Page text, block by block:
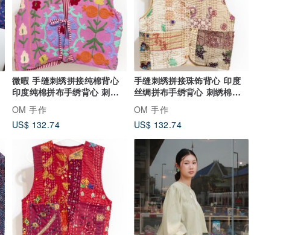
微暇 手缝刺绣拼接纯棉背心
印度纯棉拼布手绣背心 刺绣
棉上衣-粉
OM 手作
US$ 132.74
手缝刺绣拼接珠饰背心 印度
丝绸拼布手绣背心 刺绣棉上
衣-白色花
OM 手作
US$ 132.74